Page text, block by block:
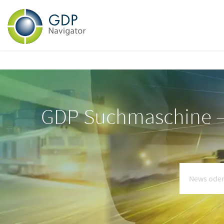
GDP Suchmaschine